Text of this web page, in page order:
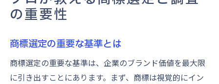
の重要性
商標選定の重要な基準とは
商標選定の重要な基準は、企業のブランド価値を最大限
に引き出すことにあります。まず、商標は視覚的にイン